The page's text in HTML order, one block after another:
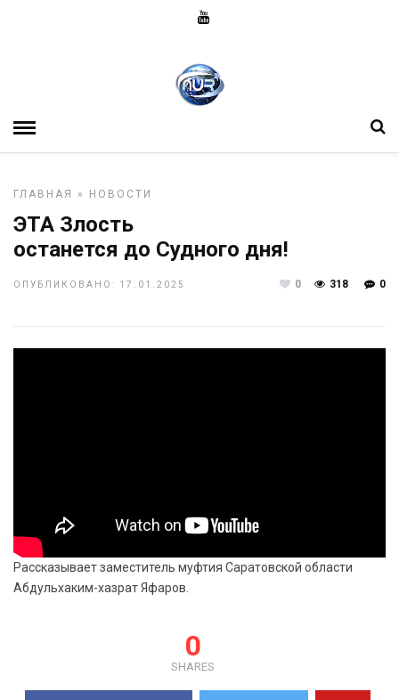
ГЛАВНАЯ » НОВОСТИ
ЭТА Злость
останется до Судного дня!
ОПУБЛИКОВАНО: 17.01.2025 0
318
0
Рассказывает заместитель муфтия Саратовской области
Абдульхаким-хазрат Яфаров.
0
SHARES